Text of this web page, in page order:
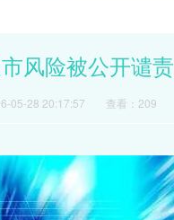
风险被公开谴责
05-28 20:17:57 查看：209